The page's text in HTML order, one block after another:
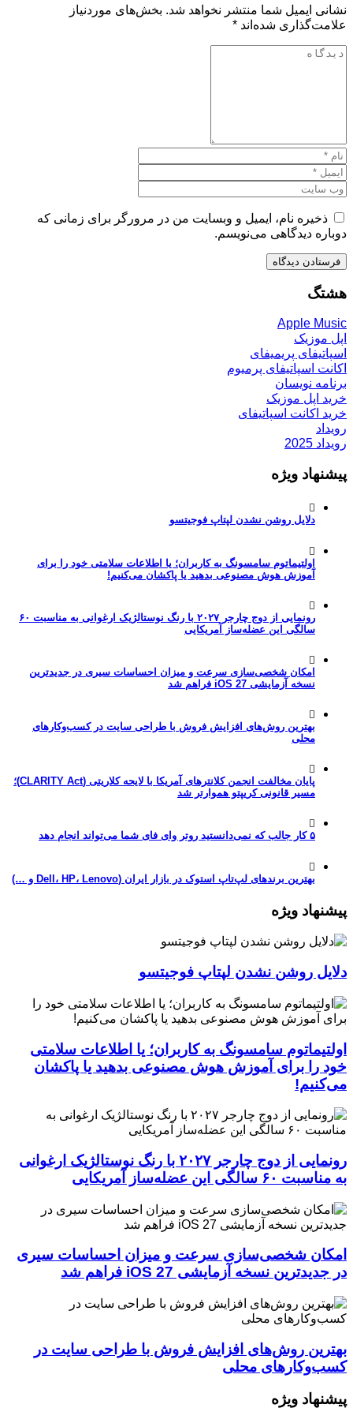
نشانی ایمیل شما منتشر نخواهد شد. بخش‌های موردنیاز
علامت‌گذاری شده‌اند *
ذخیره نام، ایمیل و وبسایت من در مرورگر برای زمانی که
دوباره دیدگاهی می‌نویسم.
هشتگ
Apple Music
اپل موزیک
اسپاتیفای پریمیفای
اکانت اسپاتیفای پرمیوم
برنامه نویسان
خرید اپل موزیک
خرید اکانت اسپاتیفای
رویداد
رویداد 2025
پیشنهاد ویژه
دلایل روشن نشدن لپتاپ فوجیتسو
اولتیماتوم سامسونگ به کاربران؛ یا اطلاعات سلامتی خود را برای
آموزش هوش مصنوعی بدهید یا پاکشان می‌کنیم!
رونمایی از دوج چارجر ۲۰۲۷ با رنگ نوستالژیک ارغوانی به مناسبت ۶۰
سالگی این عضله‌ساز آمریکایی
امکان شخصی‌سازی سرعت و میزان احساسات سیری در جدیدترین
نسخه آزمایشی iOS 27 فراهم شد
بهترین روش‌های افزایش فروش با طراحی سایت در کسب‌وکارهای
محلی
پایان مخالفت انجمن کلانترهای آمریکا با لایحه کلاریتی (CLARITY Act)؛
مسیر قانونی کریپتو هموارتر شد
۵ کار جالب که نمی‌دانستید روتر وای فای شما می‌تواند انجام دهد
بهترین برندهای لپ‌تاپ استوک در بازار ایران (Dell، HP، Lenovo و …)
پیشنهاد ویژه
دلایل روشن نشدن لپتاپ فوجیتسو
اولتیماتوم سامسونگ به کاربران؛ یا اطلاعات سلامتی
خود را برای آموزش هوش مصنوعی بدهید یا پاکشان
می‌کنیم!
رونمایی از دوج چارجر ۲۰۲۷ با رنگ نوستالژیک ارغوانی
به مناسبت ۶۰ سالگی این عضله‌ساز آمریکایی
امکان شخصی‌سازی سرعت و میزان احساسات سیری
در جدیدترین نسخه آزمایشی iOS 27 فراهم شد
بهترین روش‌های افزایش فروش با طراحی سایت در
کسب‌وکارهای محلی
پیشنهاد ویژه